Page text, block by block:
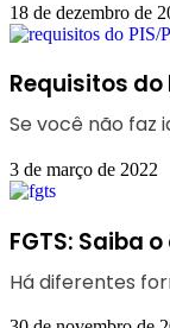
18 de dezembro de
Requisitos do
Se você não faz
3 de março de 2022
FGTS: Saiba
Há diferentes